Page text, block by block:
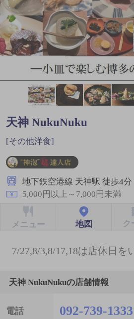
天神 NukuNuku
[その他洋食]
地下鉄空港線 天神駅 徒歩4分
5,000円以上～7,000円未満
メニュー 地図 ク
7/27,8/3,8/17,18は店休日を
天神 NukuNukuの店舗情報
電話 092-739-1333